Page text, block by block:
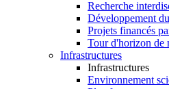
Recherche
Développement
Projets financés
Tour d'horizon de
Infrastructures
Infrastructures
Environnement